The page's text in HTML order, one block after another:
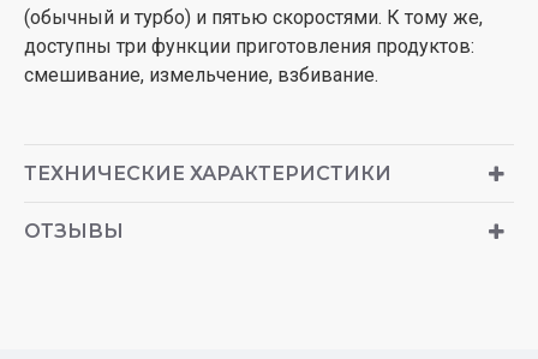
(обычный и турбо) и пятью скоростями. К тому же,
доступны три функции приготовления продуктов:
смешивание, измельчение, взбивание.
ТЕХНИЧЕСКИЕ ХАРАКТЕРИСТИКИ
ОТЗЫВЫ